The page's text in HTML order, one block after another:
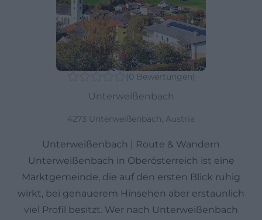
(0 Bewertungen)
Unterweißenbach
4273 Unterweißenbach, Austria
Unterweißenbach | Route & Wandern
Unterweißenbach in Oberösterreich ist eine
Marktgemeinde, die auf den ersten Blick ruhig
wirkt, bei genauerem Hinsehen aber erstaunlich
viel Profil besitzt. Wer nach Unterweißenbach